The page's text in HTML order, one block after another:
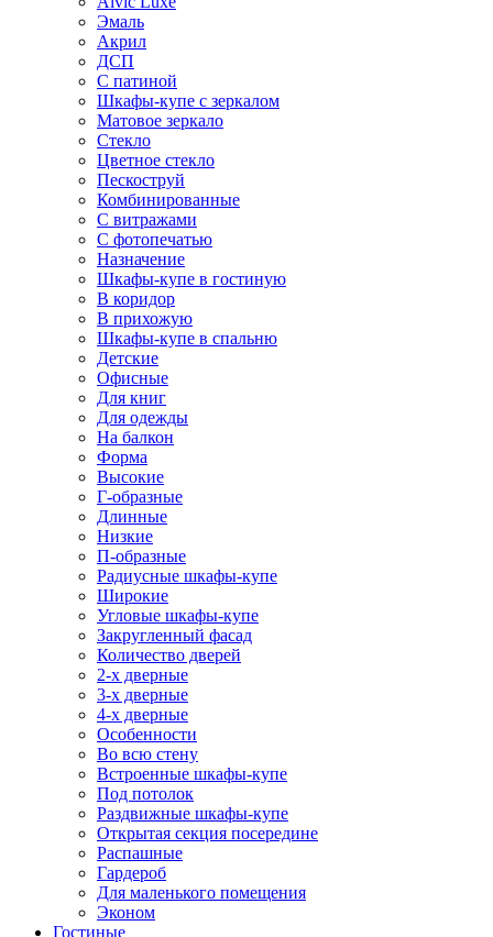
Эмаль
Акрил
ДСП
С патиной
Шкафы-купе с зеркалом
Матовое зеркало
Стекло
Цветное стекло
Пескоструй
Комбинированные
С витражами
С фотопечатью
Назначение
Шкафы-купе в гостиную
В коридор
В прихожую
Шкафы-купе в спальню
Детские
Офисные
Для книг
Для одежды
На балкон
Форма
Высокие
Г-образные
Длинные
Низкие
П-образные
Радиусные шкафы-купе
Широкие
Угловые шкафы-купе
Закругленный фасад
Количество дверей
2-х дверные
3-х дверные
4-х дверные
Особенности
Во всю стену
Встроенные шкафы-купе
Под потолок
Раздвижные шкафы-купе
Открытая секция посередине
Распашные
Гардероб
Для маленького помещения
Эконом
Гостиные